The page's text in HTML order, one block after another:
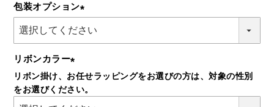
包装オプション
(必
リボンカラー
(必
須)
リボン掛け、お任せラッピングをお選びの方は、対象の性別
をお選びください。